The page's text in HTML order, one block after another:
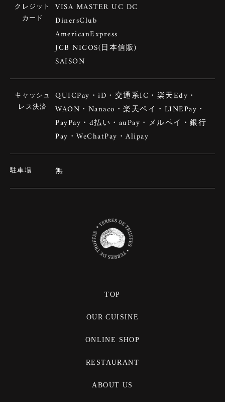
クレジット
カード
VISA MASTER UC DC
DinersClub
AmericanExpress
JCB NICOS(日本信販)
SAISON
キャッシュ
レス決済
QUICPay・iD・交通系IC・楽天Edy・
WAON・Nanaco・楽天ペイ・LINEPay・
PayPay・d払い・auPay・メルペイ・銀行
Pay・WeChatPay・Alipay
駐車場 無
TOP
OUR CUISINE
ONLINE SHOP
RESTAURANT
ABOUT US